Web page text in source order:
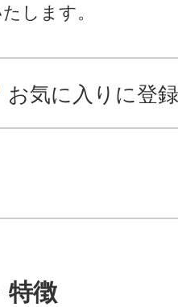
します。
お気に入りに登録
特徴